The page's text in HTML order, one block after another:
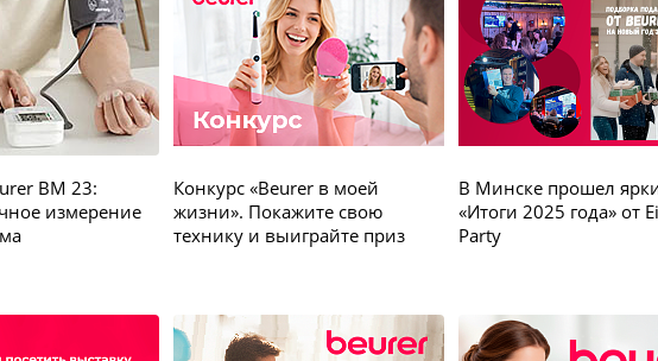
BM 23:
измерение
Конкурс «Beurer в моей
жизни». Покажите свою
технику и выиграйте приз
В Минске прошел
«Итоги 2025 года» от
Party